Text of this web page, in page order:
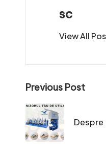
sc
View All
Post
Previous Post